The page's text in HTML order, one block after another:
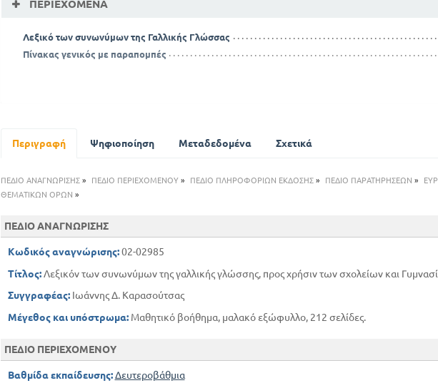
ΠΕΡΙΕΧΌΜΕΝΑ
Λεξικό των συνωνύμων της Γαλλικής Γλώσσας
Πίνακας γενικός με παραπομπές
Περιγραφή Ψηφιοποίηση Μεταδεδομένα Σχετικά
ΠΕΔΙΟ ΑΝΑΓΝΩΡΙΣΗΣ» ΠΕΔΙΟ ΠΕΡΙΕΧΟΜΕΝΟΥ» ΠΕΔΙΟ ΠΛΗΡΟΦΟΡΙΩΝ ΕΚΔΟΣΗΣ» ΠΕΔΙΟ ΠΑΡΑΤΗΡΗΣΕΩΝ »
ΘΕΜΑΤΙΚΩΝ ΟΡΩΝ »
ΠΕΔΙΟ ΑΝΑΓΝΩΡΙΣΗΣ
Κωδικός αναγνώρισης:02-02985
Τίτλος:Λεξικόν των συνωνύμων της γαλλικής γλώσσης, προς χρήσιν των σχολείων και
Συγγραφέας:Ιωάννης Δ. Καρασούτσας
Μέγεθος και υπόστρωμα:Μαθητικό βοήθημα, μαλακό εξώφυλλο, 212 σελίδες.
ΠΕΔΙΟ ΠΕΡΙΕΧΟΜΕΝΟΥ
Βαθμίδα εκπαίδευσης: Δευτεροβάθμια